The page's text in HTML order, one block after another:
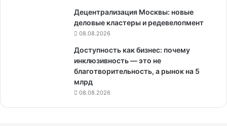
Децентрализация Москвы: новые
деловые кластеры и редевелопмент
08.08.2026
Доступность как бизнес: почему
инклюзивность — это не
благотворительность, а рынок на 5
млрд
08.08.2026